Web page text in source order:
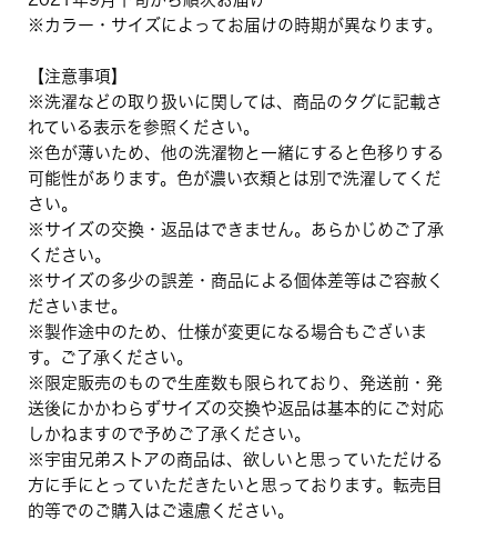
※カラー・サイズによってお届けの時期が異なります。
【注意事項】
※洗濯などの取り扱いに関しては、商品のタグに記載さ
れている表示を参照ください。
※色が薄いため、他の洗濯物と一緒にすると色移りする
可能性があります。色が濃い衣類とは別で洗濯してくだ
さい。
※サイズの交換・返品はできません。あらかじめご了承
ください。
※サイズの多少の誤差・商品による個体差等はご容赦く
ださいませ。
※製作途中のため、仕様が変更になる場合もございま
す。ご了承ください。
※限定販売のもので生産数も限られており、発送前・発
送後にかかわらずサイズの交換や返品は基本的にご対応
しかねますので予めご了承ください。
※宇宙兄弟ストアの商品は、欲しいと思っていただける
方に手にとっていただきたいと思っております。転売目
的等でのご購入はご遠慮ください。